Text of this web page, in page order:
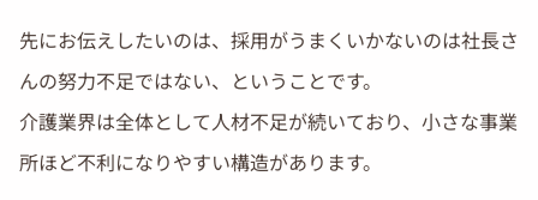
先にお伝えしたいのは、採用がうまくいかないのは社長さ
んの努力不足ではない、ということです。
介護業界は全体として人材不足が続いており、小さな事業
所ほど不利になりやすい構造があります。